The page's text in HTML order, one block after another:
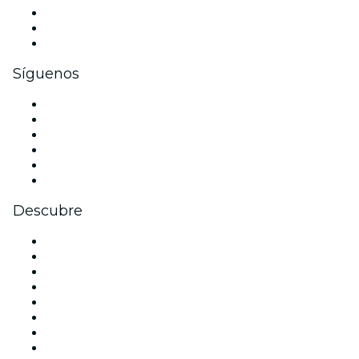
Síguenos
Descubre